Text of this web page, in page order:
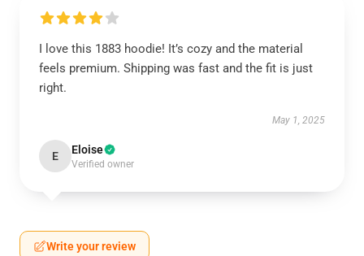
I love this 1883 hoodie! It’s cozy and the material
feels premium. Shipping was fast and the fit is just
right.
May 1, 2025
E Eloise
Verified owner
Write your review